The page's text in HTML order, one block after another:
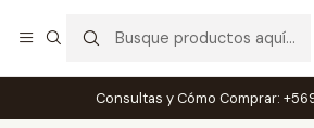
Consultas y Cómo Comprar: